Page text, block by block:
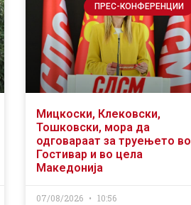
ПРЕС-КОНФЕРЕНЦИИ
Мицкоски, Клековски,
Тошковски, мора да
одговараат за труењето во
Гостивар и во цела
Македонија
07/08/2026 10:56